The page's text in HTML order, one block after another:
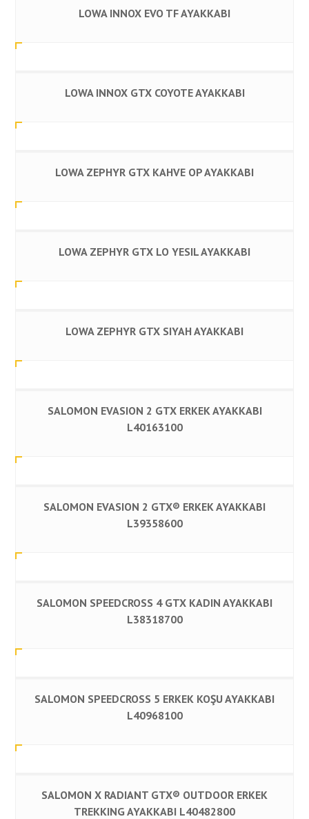
LOWA INNOX EVO TF AYAKKABI
LOWA INNOX GTX COYOTE AYAKKABI
LOWA ZEPHYR GTX KAHVE OP AYAKKABI
LOWA ZEPHYR GTX LO YESIL AYAKKABI
LOWA ZEPHYR GTX SIYAH AYAKKABI
SALOMON EVASION 2 GTX ERKEK AYAKKABI
L40163100
SALOMON EVASION 2 GTX® ERKEK AYAKKABI
L39358600
SALOMON SPEEDCROSS 4 GTX KADIN AYAKKABI
L38318700
SALOMON SPEEDCROSS 5 ERKEK KOŞU AYAKKABI
L40968100
SALOMON X RADIANT GTX® OUTDOOR ERKEK
TREKKING AYAKKABI L40482800